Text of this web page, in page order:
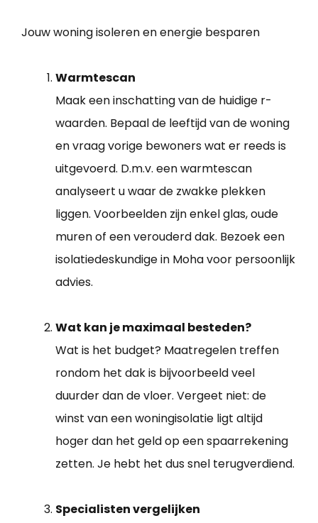
Jouw woning isoleren en energie besparen
Warmtescan
Maak een inschatting van de huidige r-
waarden. Bepaal de leeftijd van de woning
en vraag vorige bewoners wat er reeds is
uitgevoerd. D.m.v. een warmtescan
analyseert u waar de zwakke plekken
liggen. Voorbeelden zijn enkel glas, oude
muren of een verouderd dak. Bezoek een
isolatiedeskundige in Moha voor persoonlijk
advies.
Wat kan je maximaal besteden?
Wat is het budget? Maatregelen treffen
rondom het dak is bijvoorbeeld veel
duurder dan de vloer. Vergeet niet: de
winst van een woningisolatie ligt altijd
hoger dan het geld op een spaarrekening
zetten. Je hebt het dus snel terugverdiend.
Specialisten vergelijken